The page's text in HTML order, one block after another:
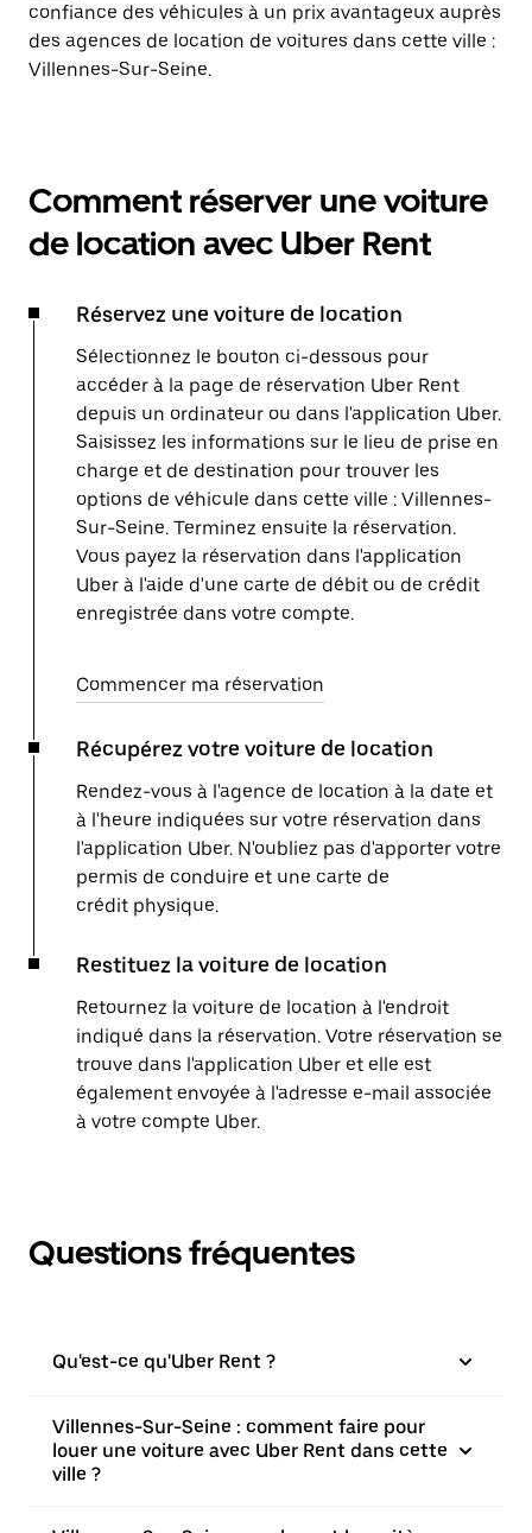
confiance des véhicules à un prix avantageux auprès
des agences de location de voitures dans cette ville :
Villennes-Sur-Seine.
Comment réserver une voiture
de location avec Uber Rent
Réservez une voiture de location
Sélectionnez le bouton ci-dessous pour
accéder à la page de réservation Uber Rent
depuis un ordinateur ou dans l'application Uber.
Saisissez les informations sur le lieu de prise en
charge et de destination pour trouver les
options de véhicule dans cette ville : Villennes-
Sur-Seine. Terminez ensuite la réservation.
Vous payez la réservation dans l'application
Uber à l'aide d'une carte de débit ou de crédit
enregistrée dans votre compte.
Commencer ma réservation
Récupérez votre voiture de location
Rendez-vous à l'agence de location à la date et
à l'heure indiquées sur votre réservation dans
l'application Uber. N'oubliez pas d'apporter votre
permis de conduire et une carte de
crédit physique.
Restituez la voiture de location
Retournez la voiture de location à l'endroit
indiqué dans la réservation. Votre réservation se
trouve dans l'application Uber et elle est
également envoyée à l'adresse e-mail associée
à votre compte Uber.
Questions fréquentes
Qu'est-ce qu'Uber Rent ?
Villennes-Sur-Seine : comment faire pour
louer une voiture avec Uber Rent dans cette
ville ?